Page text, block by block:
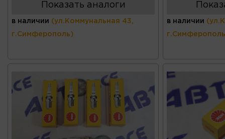
Показать аналоги
в наличии (ул.Коммунальная 43,
г.Симферополь)
в наличии